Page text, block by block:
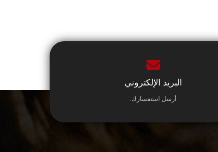
البريد الإلكتروني
أرسل استفسارك.